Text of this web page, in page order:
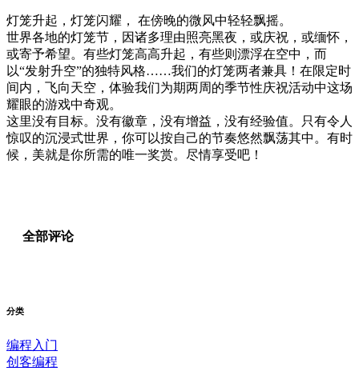
灯笼升起，灯笼闪耀， 在傍晚的微风中轻轻飘摇。
世界各地的灯笼节，因诸多理由照亮黑夜，或庆祝，或缅怀，
或寄予希望。有些灯笼高高升起，有些则漂浮在空中，而
以“发射升空”的独特风格……我们的灯笼两者兼具！在限定时
间内，飞向天空，体验我们为期两周的季节性庆祝活动中这场
耀眼的游戏中奇观。
这里没有目标。没有徽章，没有增益，没有经验值。只有令人
惊叹的沉浸式世界，你可以按自己的节奏悠然飘荡其中。有时
候，美就是你所需的唯一奖赏。尽情享受吧！
全部评论
分类
编程入门
创客编程